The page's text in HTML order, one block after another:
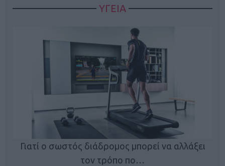
ΥΓΕΙΑ
Γιατί ο σωστός διάδρομος μπορεί να αλλάξει
τον τρόπο πο…